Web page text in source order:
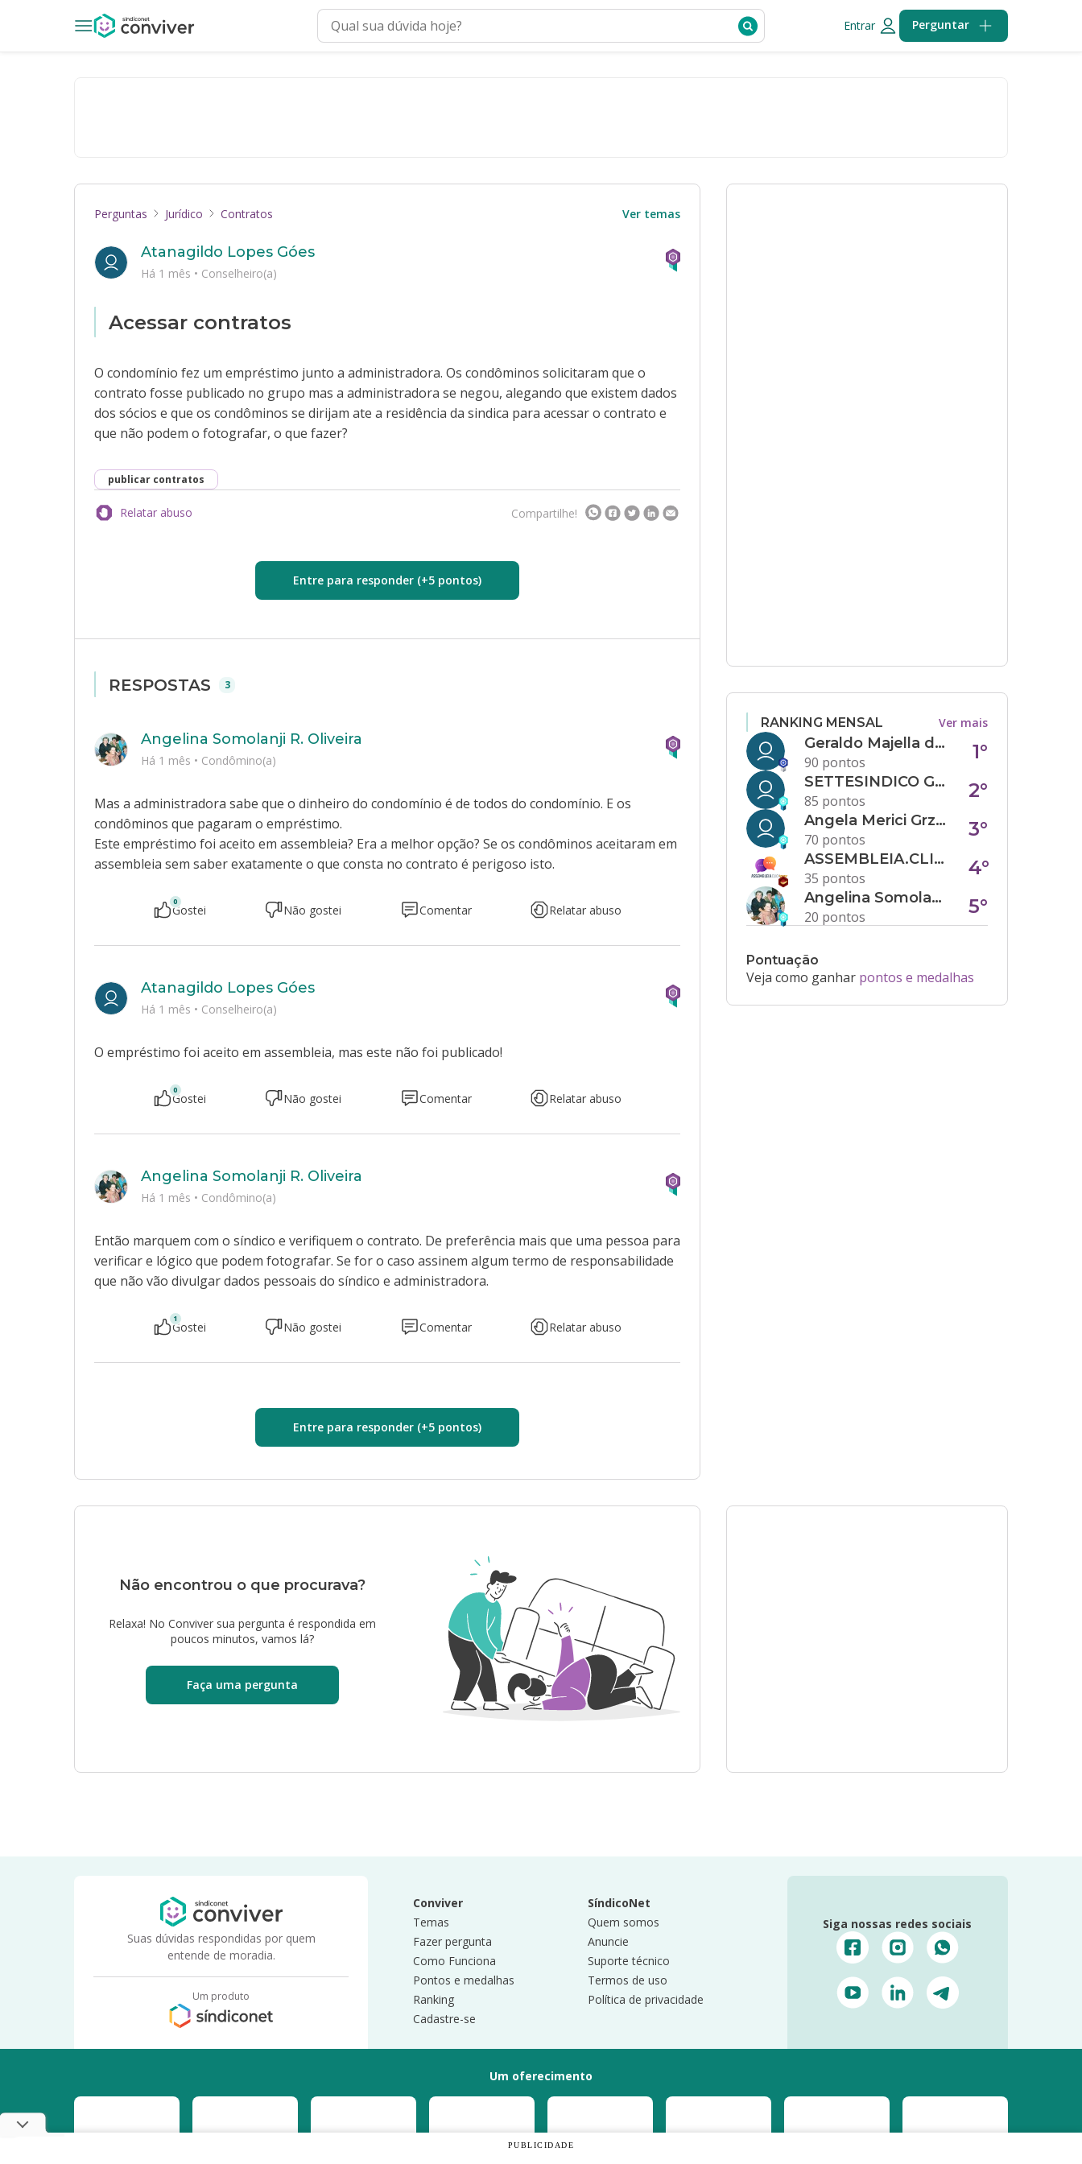
Entrar Perguntar
Perguntas Jurídico Contratos Ver temas
Acessar contratos
O condomínio fez um empréstimo junto a administradora. Os condôminos solicitaram que o
contrato fosse publicado no grupo mas a administradora se negou, alegando que existem dados
dos sócios e que os condôminos se dirijam ate a residência da sindica para acessar o contrato e
que não podem o fotografar, o que fazer?
publicar contratos
Atanagildo Lopes Góes
Há 1 mês • Conselheiro(a)
Relatar abuso Compartilhe!
Entre para responder (+5 pontos)
RESPOSTAS 3
Mas a administradora sabe que o dinheiro do condomínio é de todos do condomínio. E os
condôminos que pagaram o empréstimo.
Este empréstimo foi aceito em assembleia? Era a melhor opção? Se os condôminos aceitaram em
assembleia sem saber exatamente o que consta no contrato é perigoso isto.
Angelina Somolanji R. Oliveira
Há 1 mês • Condômino(a)
0
Gostei Não gostei Comentar Relatar abuso
O empréstimo foi aceito em assembleia, mas este não foi publicado!
Atanagildo Lopes Góes
Há 1 mês • Conselheiro(a)
0
Gostei Não gostei Comentar Relatar abuso
Então marquem com o síndico e verifiquem o contrato. De preferência mais que uma pessoa para
verificar e lógico que podem fotografar. Se for o caso assinem algum termo de responsabilidade
que não vão divulgar dados pessoais do síndico e administradora.
Angelina Somolanji R. Oliveira
Há 1 mês • Condômino(a)
1
Gostei Não gostei Comentar Relatar abuso
Entre para responder (+5 pontos)
Não encontrou o que procurava?
Relaxa! No Conviver sua pergunta é respondida em
poucos minutos, vamos lá?
Faça uma pergunta
RANKING MENSAL Ver mais
Geraldo Majella da Silva
90 pontos
1°
SETTESINDICO GOVERNANÇA CONDOMINIAL
85 pontos
2°
Angela Merici Grzybowski
70 pontos
3°
ASSEMBLEIA.CLICK
35 pontos
4°
Angelina Somolanji R. Oliveira
20 pontos
5°
Pontuação
Veja como ganhar pontos e medalhas
Suas dúvidas respondidas por quem
entende de moradia.
Um produto
Conviver
Temas
Fazer pergunta
Como Funciona
Pontos e medalhas
Ranking
Cadastre-se
SíndicoNet
Quem somos
Anuncie
Suporte técnico
Termos de uso
Política de privacidade
Siga nossas redes sociais
Um oferecimento
PUBLICIDADE